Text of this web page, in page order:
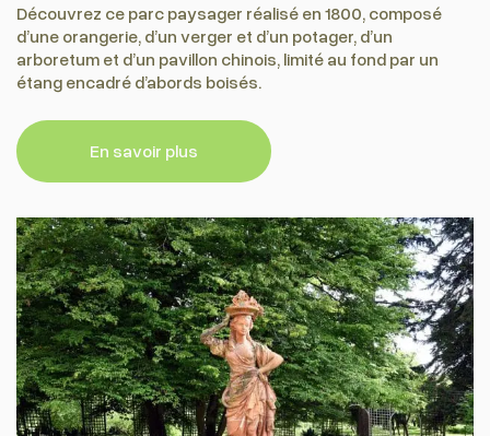
Découvrez ce parc paysager réalisé en 1800, composé
d’une orangerie, d’un verger et d’un potager, d’un
arboretum et d’un pavillon chinois, limité au fond par un
étang encadré d’abords boisés.
En savoir plus